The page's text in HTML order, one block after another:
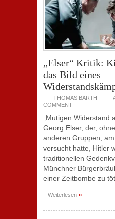
„Elser“ Kritik:
das Bild eines
THOMAS BARTH
COMMENT
„Mutigen Widerstand
Georg Elser, der,
anderen Gruppen,
versucht hatte, Hitler
traditionellen
Münchner
einer Zeitbombe zu
Weiterlesen »